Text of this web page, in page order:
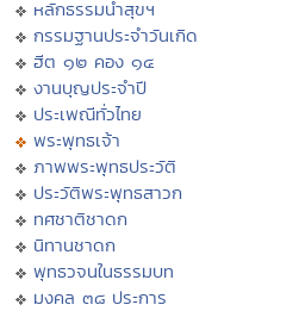
หลักธรรมนำสุขฯ
กรรมฐานประจำวันเกิด
ฮีต ๑๒ คอง ๑๔
งานบุญประจำปี
ประเพณีทั่วไทย
พระพุทธเจ้า
ภาพพระพุทธประวัติ
ประวัติพระพุทธสาวก
ทศชาติชาดก
นิทานชาดก
พุทธวจนในธรรมบท
มงคล ๓๘ ประการ